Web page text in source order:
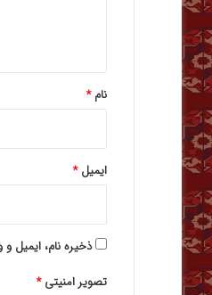
نام*
ایمیل*
ذخیره نام، ایمیل
تصویر امنیتی*